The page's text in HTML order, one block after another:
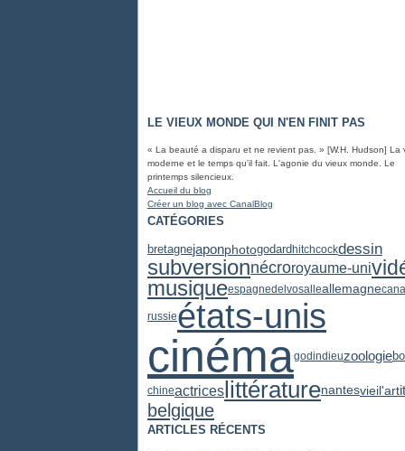
LE VIEUX MONDE QUI N'EN FINIT PAS
« La beauté a disparu et ne revient pas. » [W.H. Hudson] La
moderne et le temps qu'il fait. L'agonie du vieux monde. Le
printemps silencieux.
Accueil du blog
Créer un blog avec CanalBlog
CATÉGORIES
bretagnejaponphotogodardhitchcockdessin
subversionnécroroyaume-uni
musiqueespagnedelvosalleallemagne
russieétats-unis
cinémagodindieuzoologie
chineactrices littératurenantesvieil'art
belgique
ARTICLES RÉCENTS